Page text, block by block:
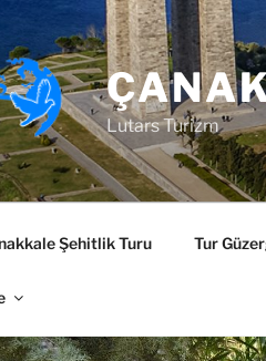
Lutars Turizm
Şehitlik Turu Tur